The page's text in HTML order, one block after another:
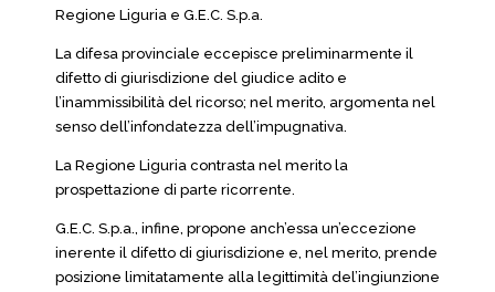
Regione Liguria e G.E.C. S.p.a.
La difesa provinciale eccepisce preliminarmente il
difetto di giurisdizione del giudice adito e
l’inammissibilità del ricorso; nel merito, argomenta nel
senso dell’infondatezza dell’impugnativa.
La Regione Liguria contrasta nel merito la
prospettazione di parte ricorrente.
G.E.C. S.p.a., infine, propone anch’essa un’eccezione
inerente il difetto di giurisdizione e, nel merito, prende
posizione limitatamente alla legittimità del’ingiunzione